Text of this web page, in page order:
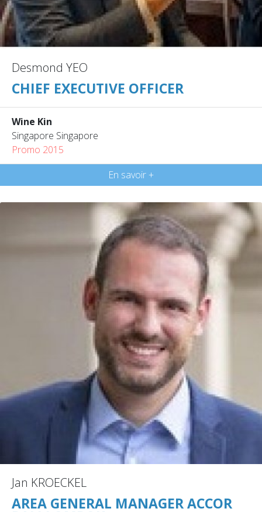
Desmond YEO
CHIEF EXECUTIVE OFFICER
Wine Kin
Singapore Singapore
Promo 2015
En savoir +
Jan KROECKEL
AREA GENERAL MANAGER ACCOR